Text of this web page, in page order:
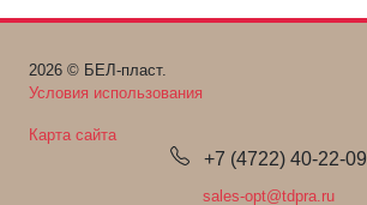
2026 © БЕЛ-пласт.
Условия использования
Карта сайта
+7 (4722) 40-22-09
sales-opt@tdpra.ru